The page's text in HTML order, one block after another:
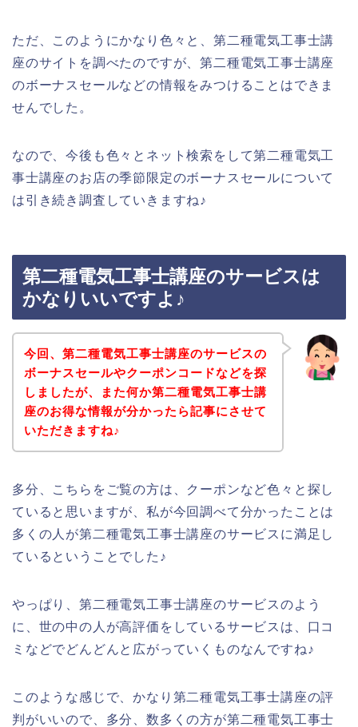
ただ、このようにかなり色々と、第二種電気工事士講
座のサイトを調べたのですが、第二種電気工事士講座
のボーナスセールなどの情報をみつけることはできま
せんでした。
なので、今後も色々とネット検索をして第二種電気工
事士講座のお店の季節限定のボーナスセールについて
は引き続き調査していきますね♪
第二種電気工事士講座のサービスは
かなりいいですよ♪
今回、第二種電気工事士講座のサービスの
ボーナスセールやクーポンコードなどを探
しましたが、また何か第二種電気工事士講
座のお得な情報が分かったら記事にさせて
いただきますね♪
多分、こちらをご覧の方は、クーポンなど色々と探し
ていると思いますが、私が今回調べて分かったことは
多くの人が第二種電気工事士講座のサービスに満足し
ているということでした♪
やっぱり、第二種電気工事士講座のサービスのよう
に、世の中の人が高評価をしているサービスは、口コ
ミなどでどんどんと広がっていくものなんですね♪
このような感じで、かなり第二種電気工事士講座の評
判がいいので、多分、数多くの方が第二種電気工事士